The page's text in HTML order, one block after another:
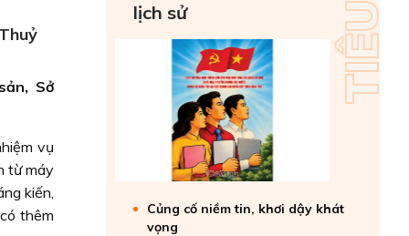
Sở
vụ
từ máy
kiến,
thêm
lịch sử
Củng cố niềm tin, khơi dậy khát
vọng